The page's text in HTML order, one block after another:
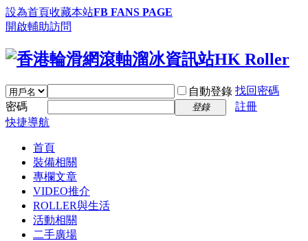
設為首頁收藏本站FB FANS PAGE
開啟輔助訪問
自動登錄 找回密碼
密碼
登錄
註冊
快捷導航
首頁
裝備相關
專欄文章
VIDEO推介
ROLLER與生活
活動相關
二手廣場